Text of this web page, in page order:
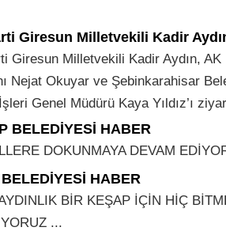
Giresun Milletvekili Kadir
Giresun Milletvekili Kadir Aydın,
Nejat Okuyar ve Şebinkarahisar
Genel Müdürü Kaya Yıldız’ı
BELEDİYESİ HABER
DOKUNMAYA DEVAM
HABER
BİR KEŞAP İÇİN HİÇ
...